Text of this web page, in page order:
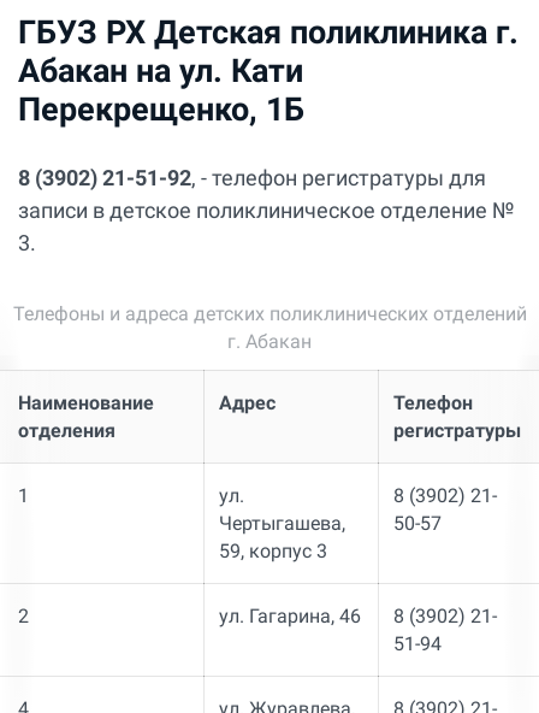
ГБУЗ РХ Детская поликлиника г.
Абакан на ул. Кати
Перекрещенко, 1Б
8 (3902) 21-51-92, - телефон регистратуры для
записи в детское поликлиническое отделение №
3.
Телефоны и адреса детских поликлинических отделений
г. Абакан
Наименование
отделения
Адрес
Телефон
регистратуры
1
ул.
Чертыгашева,
59, корпус 3
8 (3902) 21-
50-57
2 ул. Гагарина, 46
8 (3902) 21-
51-94